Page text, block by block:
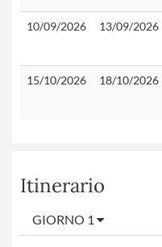
10/09/2026 13/09/2026
15/10/2026 18/10/2026
Itinerario
GIORNO 1